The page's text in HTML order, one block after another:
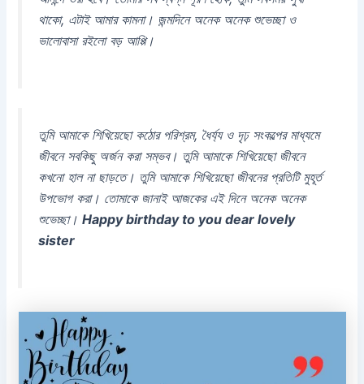
থাকো, এটাই আমার কামনা। জন্মদিনে অনেক অনেক শুভেচ্ছা ও
ভালোবাসা রইলো বড় আপ্পি।
তুমি আমাকে শিখিয়েছো কঠোর পরিশ্রম, ধৈর্য্য ও দৃঢ় সংকল্পের মাধ্যমে
জীবনে সবকিছু অর্জন করা সম্ভব। তুমি আমাকে শিখিয়েছো জীবনে
কখনো হাল না ছাড়তে। তুমি আমাকে শিখিয়েছো জীবনের প্রতিটি মুহূর্ত
উপভোগ করা। তোমাকে জানাই আজকের এই দিনে অনেক অনেক
শুভেচ্ছা।Happy birthday to you dear lovely
sister